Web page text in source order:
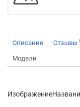
Описание Отзывы
Модели
Изображение